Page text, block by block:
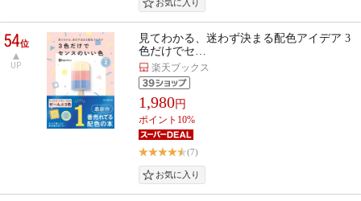
54位
UP
見てわかる、迷わず決まる配色アイデア 3
色だけでセ…
楽天ブックス
1,980円
ポイント10%
(7)